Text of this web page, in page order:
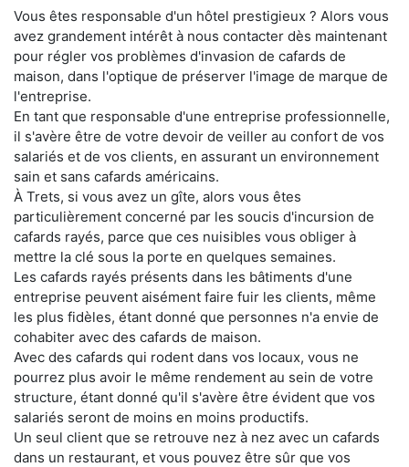
Vous êtes responsable d'un hôtel prestigieux ? Alors vous
avez grandement intérêt à nous contacter dès maintenant
pour régler vos problèmes d'invasion de cafards de
maison, dans l'optique de préserver l'image de marque de
l'entreprise.
En tant que responsable d'une entreprise professionnelle,
il s'avère être de votre devoir de veiller au confort de vos
salariés et de vos clients, en assurant un environnement
sain et sans cafards américains.
À Trets, si vous avez un gîte, alors vous êtes
particulièrement concerné par les soucis d'incursion de
cafards rayés, parce que ces nuisibles vous obliger à
mettre la clé sous la porte en quelques semaines.
Les cafards rayés présents dans les bâtiments d'une
entreprise peuvent aisément faire fuir les clients, même
les plus fidèles, étant donné que personnes n'a envie de
cohabiter avec des cafards de maison.
Avec des cafards qui rodent dans vos locaux, vous ne
pourrez plus avoir le même rendement au sein de votre
structure, étant donné qu'il s'avère être évident que vos
salariés seront de moins en moins productifs.
Un seul client que se retrouve nez à nez avec un cafards
dans un restaurant, et vous pouvez être sûr que vos